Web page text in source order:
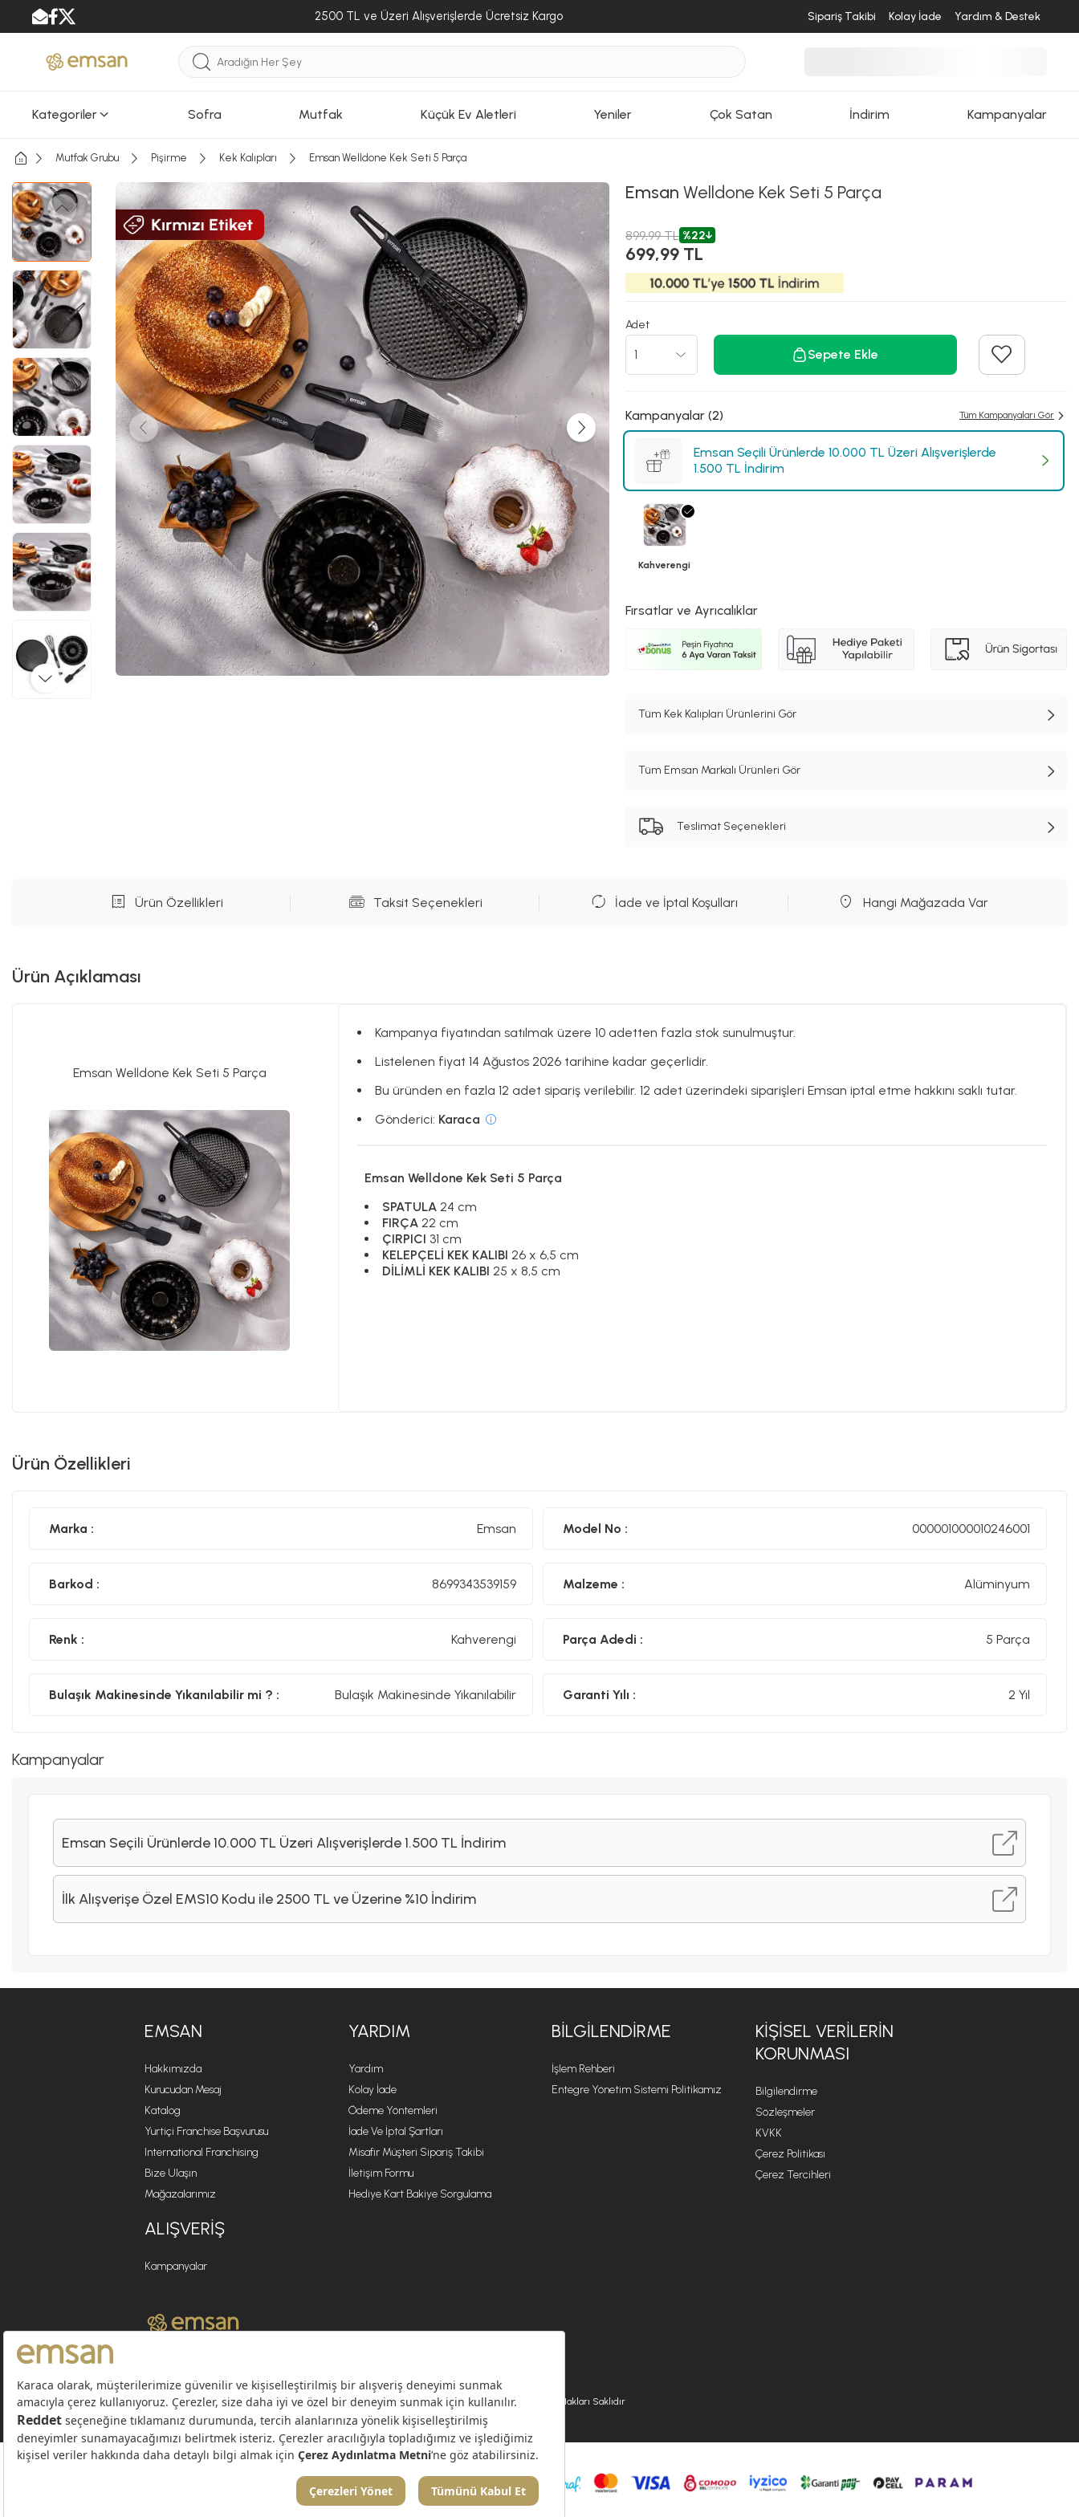
2500 TL ve Üzeri Alışverişlerde Ücretsiz Kargo Sipariş Takibi Kolay İade Yardım & Destek
Kategoriler Sofra Mutfak Küçük Ev Aletleri Yeniler Çok Satan İndirim Kampanyalar
Mutfak Grubu Pişirme Kek Kalıpları Emsan Welldone Kek Seti 5 Parça
Emsan Welldone Kek Seti 5 Parça
899,99 TL %22
699,99 TL
Adet
Sepete Ekle
Kampanyalar (2) Tüm Kampanyaları Gör
Emsan Seçili Ürünlerde 10.000 TL Üzeri Alışverişlerde
1.500 TL İndirim
Kahverengi
Fırsatlar ve Ayrıcalıklar
Tüm Kek Kalıpları Ürünlerini Gör
Tüm Emsan Markalı Ürünleri Gör
Teslimat Seçenekleri
Ürün Özellikleri Taksit Seçenekleri İade ve İptal Koşulları Hangi Mağazada Var
Ürün Açıklaması
Emsan Welldone Kek Seti 5 Parça
Kampanya fiyatından satılmak üzere 10 adetten fazla stok sunulmuştur.
Listelenen fiyat 14 Ağustos 2026 tarihine kadar geçerlidir.
Bu üründen en fazla 12 adet sipariş verilebilir. 12 adet üzerindeki siparişleri Emsan iptal etme hakkını saklı tutar.
Gönderici: Karaca
Emsan Welldone Kek Seti 5 Parça
SPATULA24 cm
FIRÇA 22 cm
ÇIRPICI 31 cm
KELEPÇELİ KEK KALIBI 26 x 6,5 cm
DİLİMLİ KEK KALIBI25 x 8,5 cm
Ürün Özellikleri
Marka : Emsan Model No : 000001000010246001
Barkod : 8699343539159 Malzeme : Alüminyum
Renk : Kahverengi Parça Adedi : 5 Parça
Bulaşık Makinesinde Yıkanılabilir mi ? : Bulaşık Makinesinde Yıkanılabilir Garanti Yılı : 2 Yıl
Kampanyalar
Emsan Seçili Ürünlerde 10.000 TL Üzeri Alışverişlerde 1.500 TL İndirim
İlk Alışverişe Özel EMS10 Kodu ile 2500 TL ve Üzerine %10 İndirim
EMSAN
Hakkımızda
Kurucudan Mesaj
Katalog
Yurtiçi Franchise Başvurusu
International Franchising
Bize Ulaşın
Mağazalarımız
YARDIM
Yardım
Kolay İade
Ödeme Yöntemleri
İade Ve İptal Şartları
Misafir Müşteri Sipariş Takibi
İletişim Formu
Hediye Kart Bakiye Sorgulama
BILGILENDIRME
İşlem Rehberi
Entegre Yönetim Sistemi Politikamız
KİŞİSEL VERİLERİN
KORUNMASI
Bilgilendirme
Sözleşmeler
KVKK
Çerez Politikası
Çerez Tercihleri
ALIŞVERIŞ
Kampanyalar
© 2026 EMSAN A.Ş. Tüm Hakları Saklıdır